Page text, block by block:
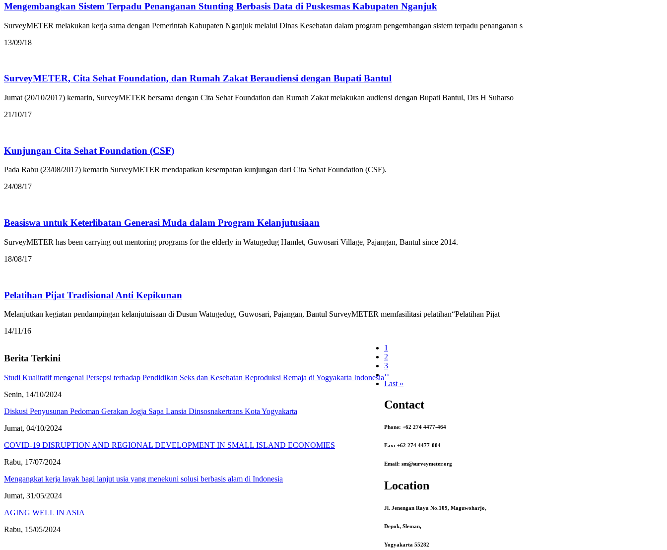
Mengembangkan Sistem Terpadu Penanganan Stunting Berbasis Data di Puskesmas Kabupaten Nganjuk
SurveyMETER melakukan kerja sama dengan Pemerintah Kabupaten Nganjuk melalui Dinas Kesehatan dalam program pengembangan sistem terpadu penanganan s
13/09/18
SurveyMETER, Cita Sehat Foundation, dan Rumah Zakat Beraudiensi dengan Bupati Bantul
Jumat (20/10/2017) kemarin, SurveyMETER bersama dengan Cita Sehat Foundation dan Rumah Zakat melakukan audiensi dengan Bupati Bantul, Drs H Suharso
21/10/17
Kunjungan Cita Sehat Foundation (CSF)
Pada Rabu (23/08/2017) kemarin SurveyMETER mendapatkan kesempatan kunjungan dari Cita Sehat Foundation (CSF).
24/08/17
Beasiswa untuk Keterlibatan Generasi Muda dalam Program Kelanjutusiaan
SurveyMETER has been carrying out mentoring programs for the elderly in Watugedug Hamlet, Guwosari Village, Pajangan, Bantul since 2014.
18/08/17
Pelatihan Pijat Tradisional Anti Kepikunan
Melanjutkan kegiatan pendampingan kelanjutuisaan di Dusun Watugedug, Guwosari, Pajangan, Bantul SurveyMETER memfasilitasi pelatihan“Pelatihan Pijat
14/11/16
Berita Terkini
Studi Kualitatif mengenai Persepsi terhadap Pendidikan Seks dan Kesehatan Reproduksi Remaja di Yogyakarta Indonesia
Senin, 14/10/2024
Diskusi Penyusunan Pedoman Gerakan Jogja Sapa Lansia Dinsosnakertrans Kota Yogyakarta
Jumat, 04/10/2024
COVID-19 DISRUPTION AND REGIONAL DEVELOPMENT IN SMALL ISLAND ECONOMIES
Rabu, 17/07/2024
Mengangkat kerja layak bagi lanjut usia yang menekuni solusi berbasis alam di Indonesia
Jumat, 31/05/2024
AGING WELL IN ASIA
Rabu, 15/05/2024
Pagination
Halaman
sekarang
1
Page
2
Page
3
Halaman
berikutnya
››
Last
Last »
Contact
Phone: +62 274 4477-464
Fax: +62 274 4477-004
Email: sm@surveymeter.org
Location
Jl. Jenengan Raya No.109, Maguwoharjo,
Depok, Sleman,
Yogyakarta 55282